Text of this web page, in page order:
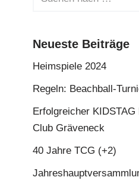
Neueste Beiträge
Heimspiele 2024
Regeln: Beachball-
Erfolgreicher KIDSTAG
Club Gräveneck
40 Jahre TCG (+2)